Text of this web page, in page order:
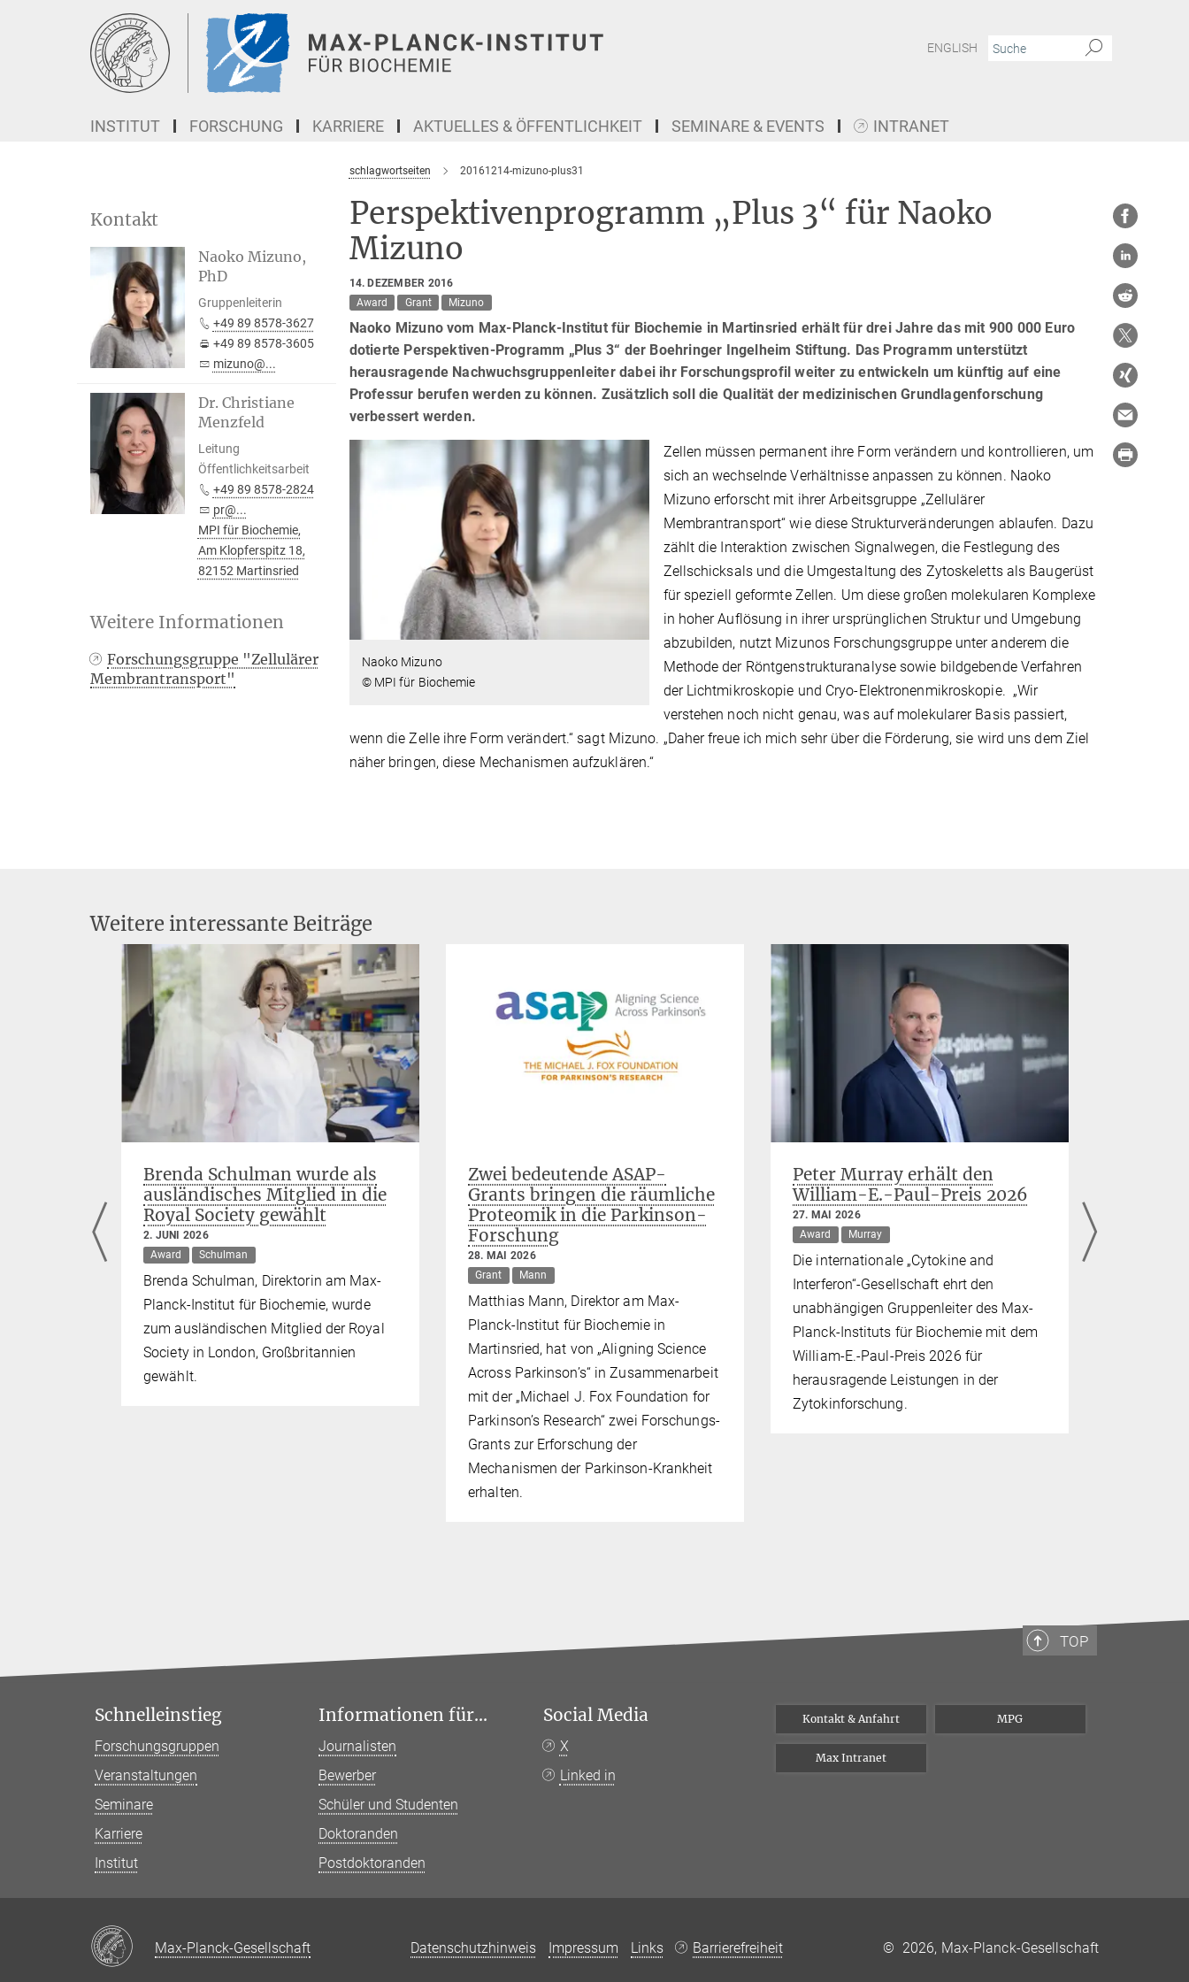
ENGLISH
INSTITUT FORSCHUNG KARRIERE AKTUELLES & ÖFFENTLICHKEIT SEMINARE & EVENTS INTRANET
schlagwortseiten 20161214-mizuno-plus31
Perspektivenprogramm „Plus 3“ für Naoko
Mizuno
14. DEZEMBER 2016
Award
Grant Mizuno
Naoko Mizuno vom Max-Planck-Institut für Biochemie in Martinsried erhält für drei Jahre das mit 900 000 Euro
dotierte Perspektiven-Programm „Plus 3“ der Boehringer Ingelheim Stiftung. Das Programm unterstützt
herausragende Nachwuchsgruppenleiter dabei ihr Forschungsprofil weiter zu entwickeln um künftig auf eine
Professur berufen werden zu können. Zusätzlich soll die Qualität der medizinischen Grundlagenforschung
verbessert werden.
Naoko Mizuno
© MPI für Biochemie
Zellen müssen permanent ihre Form verändern und kontrollieren, um
sich an wechselnde Verhältnisse anpassen zu können. Naoko
Mizuno erforscht mit ihrer Arbeitsgruppe „Zellulärer
Membrantransport“ wie diese Strukturveränderungen ablaufen. Dazu
zählt die Interaktion zwischen Signalwegen, die Festlegung des
Zellschicksals und die Umgestaltung des Zytoskeletts als Baugerüst
für speziell geformte Zellen. Um diese großen molekularen Komplexe
in hoher Auflösung in ihrer ursprünglichen Struktur und Umgebung
abzubilden, nutzt Mizunos Forschungsgruppe unter anderem die
Methode der Röntgenstrukturanalyse sowie bildgebende Verfahren
der Lichtmikroskopie und Cryo-Elektronenmikroskopie. „Wir
verstehen noch nicht genau, was auf molekularer Basis passiert,
wenn die Zelle ihre Form verändert.“ sagt Mizuno. „Daher freue ich mich sehr über die Förderung, sie wird uns dem Ziel
näher bringen, diese Mechanismen aufzuklären.“
Kontakt
Naoko Mizuno,
PhD
Gruppenleiterin
+49 89 8578-3627
+49 89 8578-3605
mizuno@...
Dr. Christiane
Menzfeld
Leitung
Öffentlichkeitsarbeit
+49 89 8578-2824
pr@...
MPI für Biochemie,
Am Klopferspitz 18,
82152 Martinsried
Weitere Informationen
Forschungsgruppe "Zellulärer
Membrantransport"
Weitere interessante Beiträge
Brenda Schulman wurde als
ausländisches Mitglied in die
Royal Society gewählt
2. JUNI 2026
Award
Schulman
Brenda Schulman, Direktorin am Max-
Planck-Institut für Biochemie, wurde
zum ausländischen Mitglied der Royal
Society in London, Großbritannien
gewählt.
Zwei bedeutende ASAP-
Grants bringen die räumliche
Proteomik in die Parkinson-
Forschung
28. MAI 2026
Grant
Mann
Matthias Mann, Direktor am Max-
Planck-Institut für Biochemie in
Martinsried, hat von „Aligning Science
Across Parkinson’s“ in Zusammenarbeit
mit der „Michael J. Fox Foundation for
Parkinson’s Research“ zwei Forschungs-
Grants zur Erforschung der
Mechanismen der Parkinson-Krankheit
erhalten.
Peter Murray erhält den
William-E.-Paul-Preis 2026
27. MAI 2026
Award
Murray
Die internationale „Cytokine and
Interferon“-Gesellschaft ehrt den
unabhängigen Gruppenleiter des Max-
Planck-Instituts für Biochemie mit dem
William-E.-Paul-Preis 2026 für
herausragende Leistungen in der
Zytokinforschung.
TOP
Schnelleinstieg
Forschungsgruppen
Veranstaltungen
Seminare
Karriere
Institut
Informationen für...
Journalisten
Bewerber
Schüler und Studenten
Doktoranden
Postdoktoranden
Social Media
X
Linked in
Kontakt & Anfahrt MPG
Max Intranet
Max-Planck-Gesellschaft Datenschutzhinweis Impressum Links Barrierefreiheit © 2026, Max-Planck-Gesellschaft